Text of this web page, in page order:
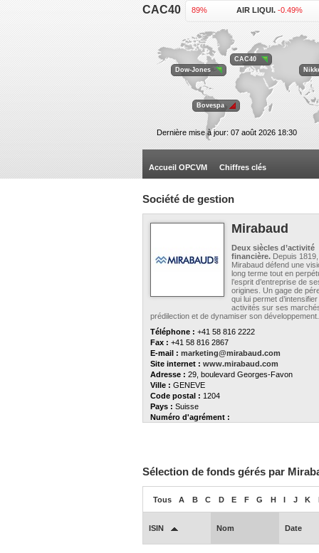
CAC40
ACCOR . -0.89% AIR LIQUI. -0.49%
VEOLIA EN. +0.34% VINCI . -0.99%
Dernière mise à jour: 07 août 2026 18:30
Bovespa
CAC40
Dow-Jones
Accueil OPCVM Chiffres clés
Société de gestion
Mirabaud
Deux siècles d’activité
financière. Depuis 1819,
Mirabaud défend une
long terme tout en
l’esprit d’entreprise de
origines. Un gage de
qui lui permet
activités sur ses
prédilection et de dynamiser son développement.
Téléphone : +41 58 816 2222
Fax : +41 58 816 2867
E-mail : marketing@mirabaud.com
Site internet : www.mirabaud.com
Adresse : 29, boulevard Georges-Favon
Ville : GENEVE
Code postal : 1204
Pays : Suisse
Numéro d'agrément :
Sélection de fonds gérés par
Tous A B C D E F G H I J K
ISIN Nom Date